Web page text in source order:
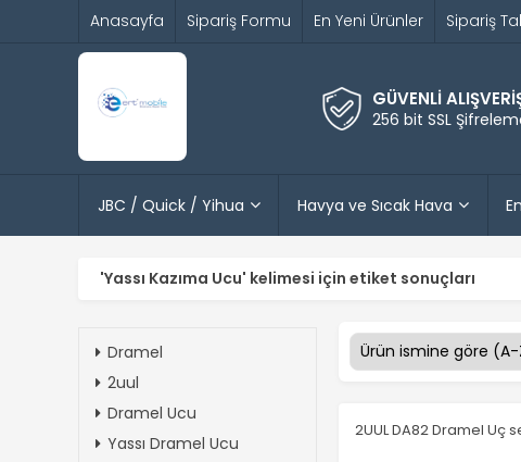
Anasayfa Sipariş Formu En Yeni Ürünler Sipariş
GÜVENLİ
256 bit SSL
JBC / Quick / Yihua Havya ve Sıcak Hava
'Yassı Kazıma Ucu' kelimesi için etiket sonuçları
Dramel
2uul
Dramel Ucu
Yassı Dramel Ucu
2UUL DA82 Dramel Uç